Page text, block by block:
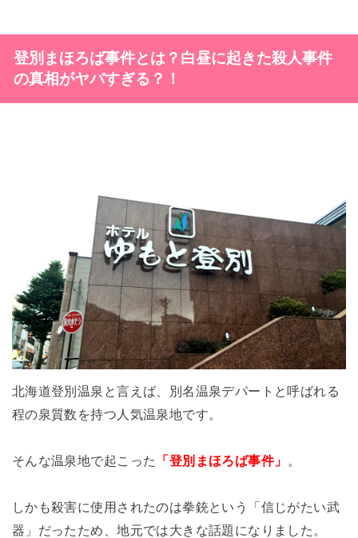
登別まほろば事件とは？白昼に起きた殺人事件
の真相がヤバすぎる？！
北海道登別温泉と言えば、別名温泉デパートと呼ばれる
程の泉質数を持つ人気温泉地です。
そんな温泉地で起こった 「登別まほろば事件」 。
しかも殺害に使用されたのは拳銃という「信じがたい武
器」だったため、地元では大きな話題になりました。